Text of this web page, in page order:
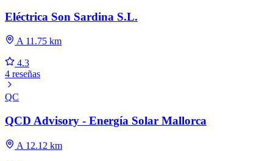
Eléctrica Son Sardina S.L.
A 11.75 km
4.3
4 reseñas
QC
QCD Advisory - Energía Solar Mallorca
A 12.12 km